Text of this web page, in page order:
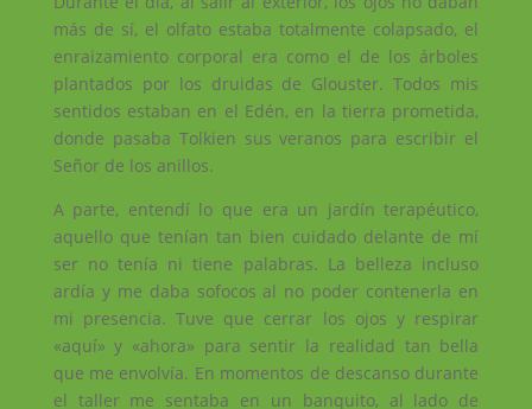
más de sí, el olfato estaba totalmente colapsado, el
enraizamiento corporal era como el de los árboles
plantados por los druidas de Glouster. Todos mis
sentidos estaban en el Edén, en la tierra prometida,
donde pasaba Tolkien sus veranos para escribir el
Señor de los anillos.
A parte, entendí lo que era un jardín terapéutico,
aquello que tenían tan bien cuidado delante de mí
ser no tenía ni tiene palabras. La belleza incluso
ardía y me daba sofocos al no poder contenerla en
mi presencia. Tuve que cerrar los ojos y respirar
«aquí» y «ahora» para sentir la realidad tan bella
que me envolvía. En momentos de descanso durante
el taller me sentaba en un banquito, al lado de